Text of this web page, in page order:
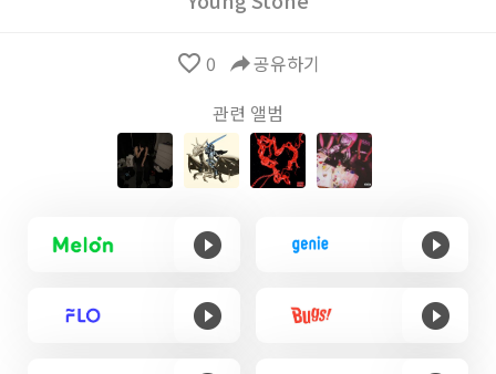
favorite_border 0 reply공유하기
관련 앨범